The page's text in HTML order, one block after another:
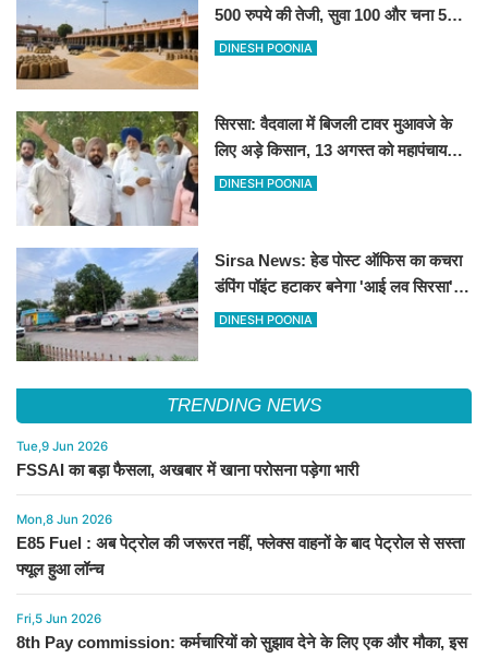
500 रुपये की तेजी, सुवा 100 और चना 50
रूपए मंदे
DINESH POONIA
सिरसा: वैदवाला में बिजली टावर मुआवजे के
लिए अड़े किसान, 13 अगस्त को महापंचायत
का ऐलान
DINESH POONIA
Sirsa News: हेड पोस्ट ऑफिस का कचरा
डंपिंग पॉइंट हटाकर बनेगा 'आई लव सिरसा'
सेल्फी पॉइंट
DINESH POONIA
TRENDING NEWS
Tue,9 Jun 2026
FSSAI का बड़ा फैसला, अखबार में खाना परोसना पड़ेगा भारी
Mon,8 Jun 2026
E85 Fuel : अब पेट्रोल की जरूरत नहीं, फ्लेक्स वाहनों के बाद पेट्रोल से सस्ता
फ्यूल हुआ लॉन्च
Fri,5 Jun 2026
8th Pay commission: कर्मचारियों को सुझाव देने के लिए एक और मौका, इस